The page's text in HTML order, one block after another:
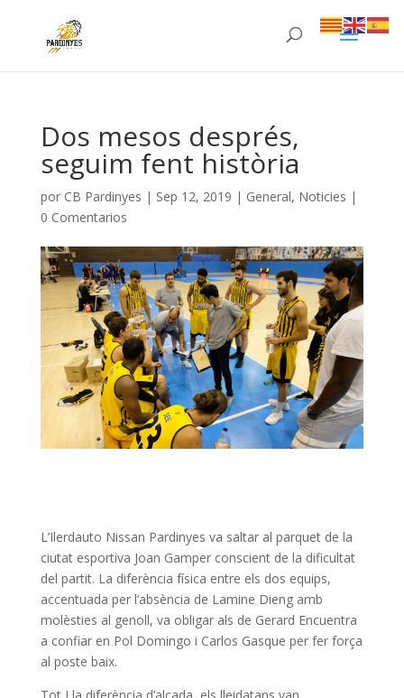
Dos mesos després,
seguim fent història
por CB Pardinyes | Sep 12, 2019 | General, Noticies |
0 Comentarios
L’Ilerdauto Nissan Pardinyes va saltar al parquet de la
ciutat esportiva Joan Gamper conscient de la dificultat
del partit. La diferència física entre els dos equips,
accentuada per l’absència de Lamine Dieng amb
molèsties al genoll, va obligar als de Gerard Encuentra
a confiar en Pol Domingo i Carlos Gasque per fer força
al poste baix.